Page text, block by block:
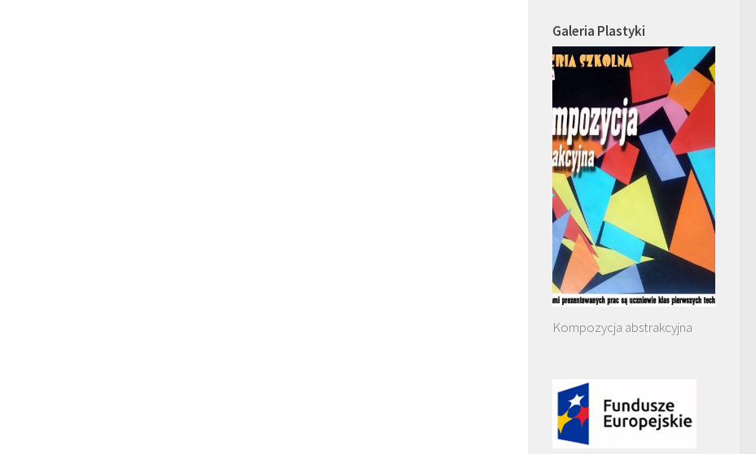
Galeria Plastyki
Kompozycja abstrakcyjna